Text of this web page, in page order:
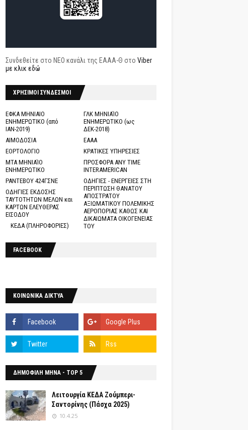
Συνδεθείτε στο ΝΕΟ κανάλι της ΕΑΑΑ-Θ στο Viber
με κλικ εδώ
ΧΡΗΣΙΜΟΙ ΣΥΝΔΕΣΜΟΙ
ΕΦΚΑ ΜΗΝΙΑΙΟ
ΕΝΗΜΕΡΩΤΙΚΟ (από
ΙΑΝ-2019)
ΓΛΚ ΜΗΝΙΑΊΟ
ΕΝΗΜΕΡΩΤΙΚΟ (ως
ΔΕΚ-2018)
ΑΙΜΟΔΟΣΙΑ
ΕΑΑΑ
ΕΟΡΤΟΛΟΓΙΟ
ΚΡΑΤΙΚΕΣ ΥΠΗΡΕΣΙΕΣ
ΜΤΑ ΜΗΝΙΑΊΟ
ΕΝΗΜΕΡΩΤΙΚΟ
ΠΡΟΣΦΟΡΑ ANY TIME
INTERAMERICAN
ΡΑΝΤΕΒΟΥ 424ΓΣΝΕ
ΟΔΗΓΙΕΣ - ΕΝΕΡΓΕΙΕΣ ΣΤΗ
ΠΕΡΙΠΤΩΣΗ ΘΑΝΑΤΟΥ
ΑΠΟΣΤΡΑΤΟΥ
ΑΞΙΩΜΑΤΙΚΟΥ ΠΟΛΕΜΙΚΗΣ
ΑΕΡΟΠΟΡΙΑΣ ΚΑΘΩΣ ΚΑΙ
ΔΙΚΑΙΩΜΑΤΑ ΟΙΚΟΓΕΝΕΙΑΣ
ΤΟΥ
ΟΔΗΓΙΕΣ ΕΚΔΟΣΗΣ
ΤΑΥΤΟΤΗΤΩΝ ΜΕΛΩΝ και
ΚΑΡΤΩΝ ΕΛΕΥΘΕΡΑΣ
ΕΙΣΟΔΟΥ
ΚΕΔΑ (ΠΛΗΡΟΦΟΡΙΕΣ)
FACEBOOK
ΚΟΙΝΩΝΙΚΑ ΔΙΚΤΥΑ
ΔΗΜΟΦΙΛΗ ΜΗΝΑ - TOP 5
Λειτουργία ΚΕΔΑ Ζούμπερι-
Σαντορίνης (Πάσχα 2025)
10.4.25